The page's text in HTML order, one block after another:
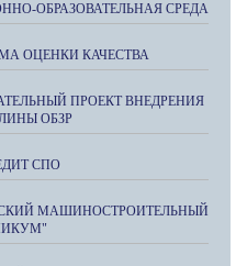
ОБРАЗОВАТЕЛЬНАЯ СРЕДА
ОЦЕНКИ КАЧЕСТВА
ПРОЕКТ ВНЕДРЕНИЯ
ОБЗР
СПО
МАШИНОСТРОИТЕЛЬНЫЙ